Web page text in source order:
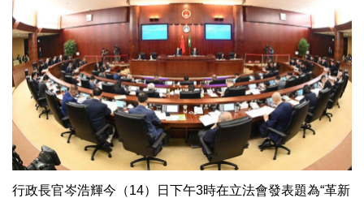
行政長官岑浩輝今（14）日下午3時在立法會發表題為“革新